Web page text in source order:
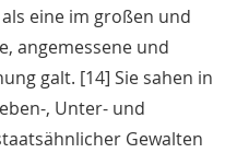
eine im großen und
angemessene und
galt. [14] Sie sahen in
, Unter- und
Gewalten